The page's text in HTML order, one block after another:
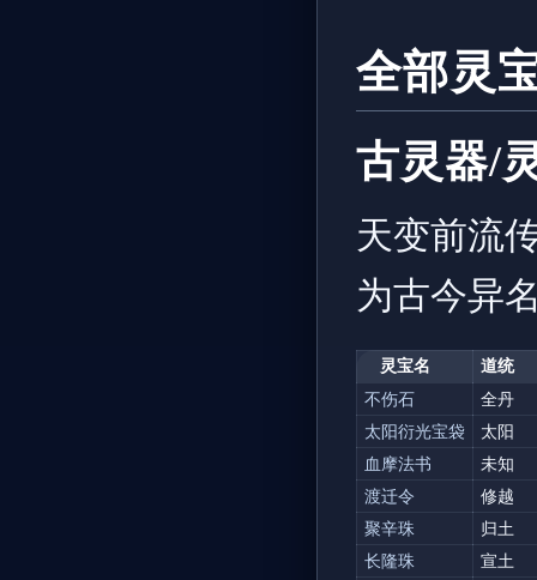
全部灵
古灵器/
天变前流
为古今异
灵宝名 道统
不伤石
全丹
太阳衍光宝袋
太阳
血摩法书
未知
渡迁令
修越
聚辛珠
归土
长隆珠
宣土